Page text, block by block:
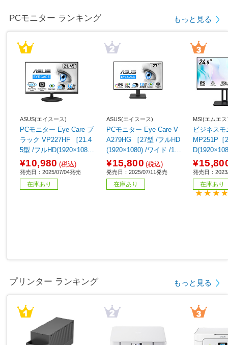
PCモニター ランキング もっと見る
ASUS(エイスース)
PCモニター Eye Care ブ
ラック VP227HF ［21.4
5型 /フルHD(1920×1080)
/ワイド /100Hz］
¥10,980 (税込)
発売日：2025/07/04発売
在庫あり
ASUS(エイスース)
PCモニター Eye Care V
A279HG ［27型 /フルHD
(1920×1080) /ワイド /12
0Hz］
¥15,800 (税込)
発売日：2025/07/11発売
在庫あり
MSI(エムエ
ビジネス
MP251P［
ル /ワイド
発売日：
在庫あり
プリンター ランキング もっと見る